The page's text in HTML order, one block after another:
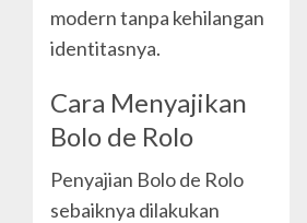
modern tanpa kehilangan
identitasnya.
Cara Menyajikan
Bolo de Rolo
Penyajian Bolo de Rolo
sebaiknya dilakukan